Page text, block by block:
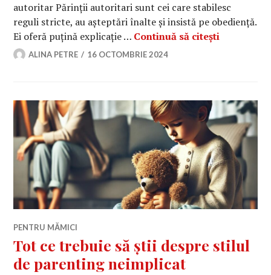
autoritar Părinții autoritari sunt cei care stabilesc
reguli stricte, au așteptări înalte și insistă pe obediență.
Ei oferă puțină explicație … Continuă să citești
ALINA PETRE 16 OCTOMBRIE 2024
PENTRU MĂMICI
Tot ce trebuie să știi despre stilul
de parenting neimplicat